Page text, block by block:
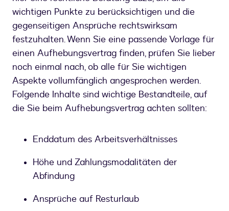
wichtigen Punkte zu berücksichtigen und die
gegenseitigen Ansprüche rechtswirksam
festzuhalten. Wenn Sie eine passende Vorlage für
einen Aufhebungsvertrag finden, prüfen Sie lieber
noch einmal nach, ob alle für Sie wichtigen
Aspekte vollumfänglich angesprochen werden.
Folgende Inhalte sind wichtige Bestandteile, auf
die Sie beim Aufhebungsvertrag achten sollten:
Enddatum des Arbeitsverhältnisses
Höhe und Zahlungsmodalitäten der
Abfindung
Ansprüche auf Resturlaub